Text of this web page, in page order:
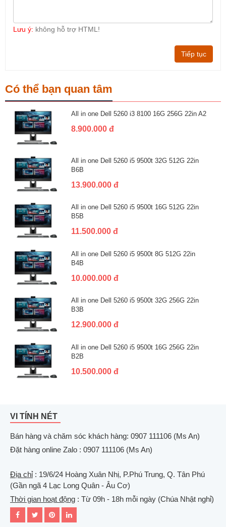
Lưu ý: không hỗ trợ HTML!
Tiếp tục
Có thể bạn quan tâm
All in one Dell 5260 i3 8100 16G 256G 22in A2
8.900.000 đ
All in one Dell 5260 i5 9500t 32G 512G 22in
B6B
13.900.000 đ
All in one Dell 5260 i5 9500t 16G 512G 22in
B5B
11.500.000 đ
All in one Dell 5260 i5 9500t 8G 512G 22in
B4B
10.000.000 đ
All in one Dell 5260 i5 9500t 32G 256G 22in
B3B
12.900.000 đ
All in one Dell 5260 i5 9500t 16G 256G 22in
B2B
10.500.000 đ
VI TÍNH NÉT
Bán hàng và chăm sóc khách hàng: 0907 111106 (Ms An)
Đặt hàng online Zalo : 0907 111106 (Ms An)
Địa chỉ: 19/6/24 Hoàng Xuân Nhị, P.Phú Trung, Q. Tân Phú
(Gần ngã 4 Lạc Long Quân - Âu Cơ)
Thời gian hoạt động : Từ 09h - 18h mỗi ngày (Chúa Nhật nghỉ)